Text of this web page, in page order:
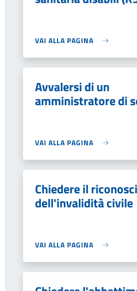
VAI ALLA PAGINA
Avvalersi di un
amministratore di
VAI ALLA PAGINA
Chiedere il
dell'invalidità civile
VAI ALLA PAGINA